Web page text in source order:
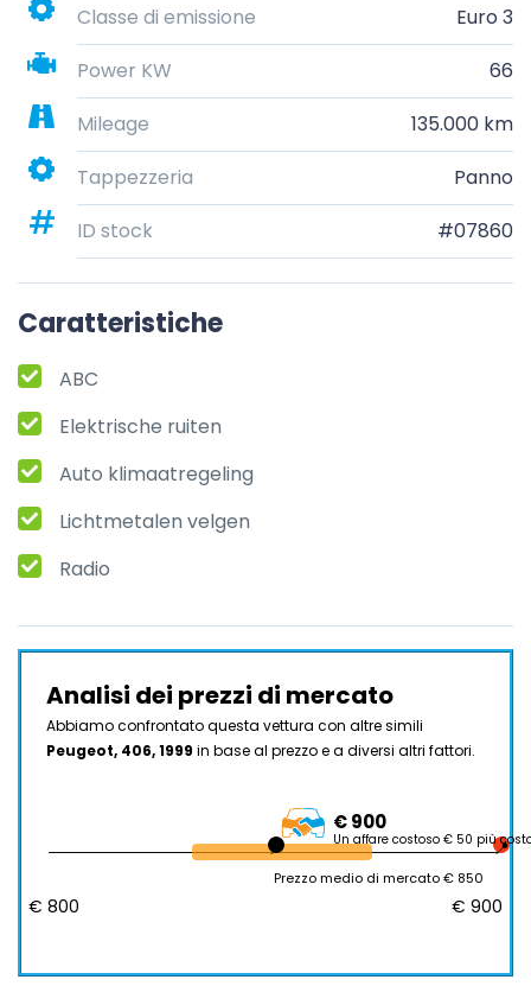
Classe di emissione
Euro 3
Power KW
66
Mileage
135.000 km
Tappezzeria
Panno
ID stock
#07860
Caratteristiche
ABC
Elektrische ruiten
Auto klimaatregeling
Lichtmetalen velgen
Radio
Analisi dei prezzi di mercato
Abbiamo confrontato questa vettura con altre simili
Peugeot, 406, 1999 in base al prezzo e a diversi altri fattori.
€ 900
Un affare costoso € 50 più
Prezzo medio di mercato € 850
€ 800 € 900